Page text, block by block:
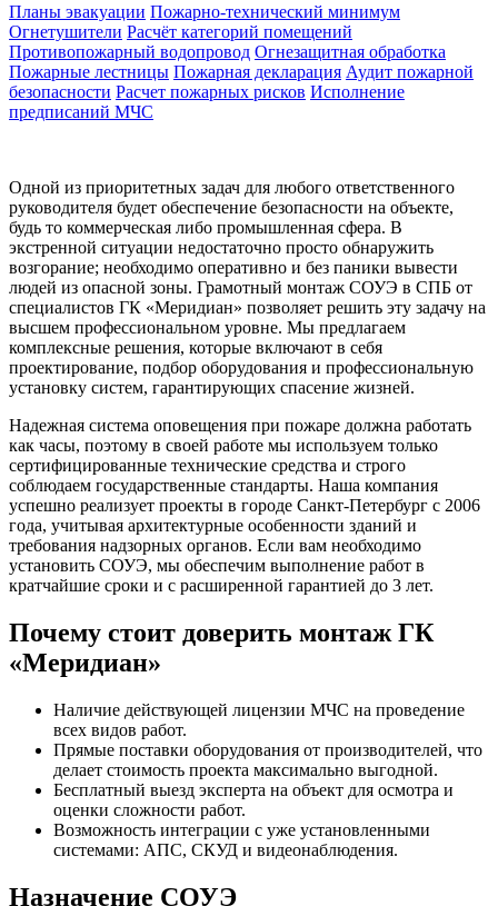
Планы эвакуации Пожарно-технический минимум
Огнетушители Расчёт категорий помещений
Противопожарный водопровод Огнезащитная обработка
Пожарные лестницы Пожарная декларация Аудит пожарной
безопасности Расчет пожарных рисков Исполнение
предписаний МЧС
Одной из приоритетных задач для любого ответственного
руководителя будет обеспечение безопасности на объекте,
будь то коммерческая либо промышленная сфера. В
экстренной ситуации недостаточно просто обнаружить
возгорание; необходимо оперативно и без паники вывести
людей из опасной зоны. Грамотный монтаж СОУЭ в СПБ от
специалистов ГК «Меридиан» позволяет решить эту задачу на
высшем профессиональном уровне. Мы предлагаем
комплексные решения, которые включают в себя
проектирование, подбор оборудования и профессиональную
установку систем, гарантирующих спасение жизней.
Надежная система оповещения при пожаре должна работать
как часы, поэтому в своей работе мы используем только
сертифицированные технические средства и строго
соблюдаем государственные стандарты. Наша компания
успешно реализует проекты в городе Санкт-Петербург с 2006
года, учитывая архитектурные особенности зданий и
требования надзорных органов. Если вам необходимо
установить СОУЭ, мы обеспечим выполнение работ в
кратчайшие сроки и с расширенной гарантией до 3 лет.
Почему стоит доверить монтаж ГК
«Меридиан»
Наличие действующей лицензии МЧС на проведение
всех видов работ.
Прямые поставки оборудования от производителей, что
делает стоимость проекта максимально выгодной.
Бесплатный выезд эксперта на объект для осмотра и
оценки сложности работ.
Возможность интеграции с уже установленными
системами: АПС, СКУД и видеонаблюдения.
Назначение СОУЭ